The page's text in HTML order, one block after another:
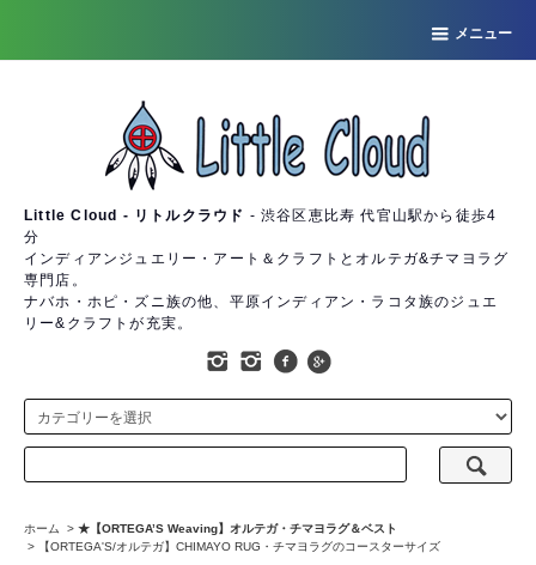
メニュー
Little Cloud - リトルクラウド - 渋谷区恵比寿 代官山駅から徒歩4
分
インディアンジュエリー・アート＆クラフトとオルテガ&チマヨラグ
専門店。
ナバホ・ホピ・ズニ族の他、平原インディアン・ラコタ族のジュエ
リー&クラフトが充実。
ホーム > ★【ORTEGA’S Weaving】オルテガ・チマヨラグ＆ベスト
>
【ORTEGA'S/オルテガ】CHIMAYO RUG・チマヨラグのコースターサイズ